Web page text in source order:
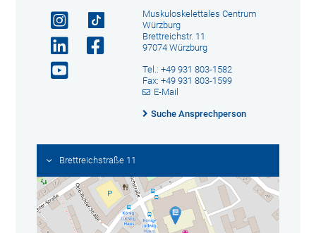
Muskuloskelettales Centrum
Würzburg
Brettreichstr. 11
97074 Würzburg
Tel.: +49 931 803-1582
Fax: +49 931 803-1599
E-Mail
Suche Ansprechperson
Brettreichstraße 11